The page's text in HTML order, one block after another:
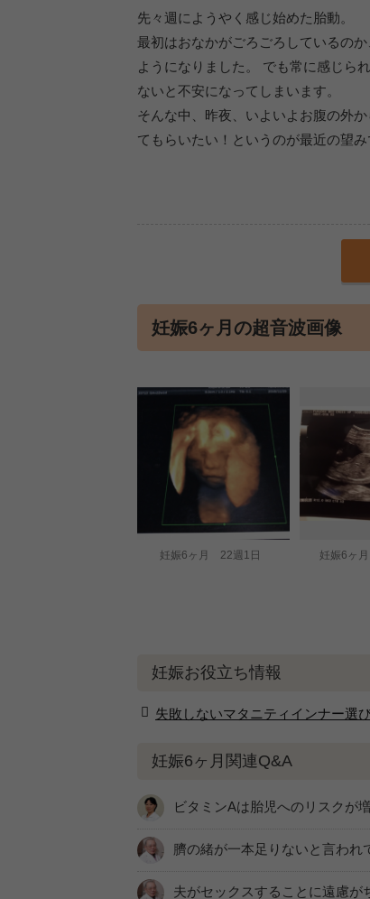
先々週にようやく感じ始めた胎動。
最初はおなかがごろごろしているの
ようになりました。 でも常に感じら
ないと不安になってしまいます。
そんな中、昨夜、いよいよお腹の外
てもらいたい！というのが最近の望
妊娠6ヶ月の超音波画像
妊娠6ヶ月 22週1日 妊娠6ヶ
妊娠お役立ち情報
失敗しないマタニティインナー選
妊娠6ヶ月関連Q&A
ビタミンAは胎児へのリスクが
臍の緒が一本足りないと言われ
夫がセックスすることに遠慮が